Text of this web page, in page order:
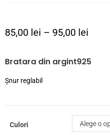
85,00 lei – 95,00 lei
Bratara din argint925
Șnur reglabil
Culori Alege o